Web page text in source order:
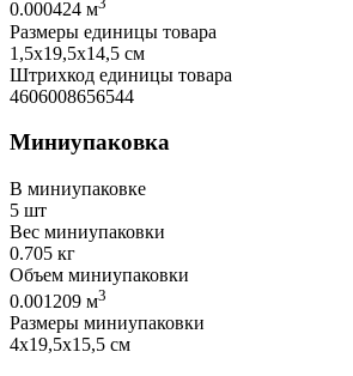
0.000424 м
Размеры единицы товара
1,5х19,5х14,5 см
Штрихкод единицы товара
4606008656544
Миниупаковка
В миниупаковке
5 шт
Вес миниупаковки
0.705 кг
Объем миниупаковки
0.001209 м3
Размеры миниупаковки
4х19,5х15,5 см